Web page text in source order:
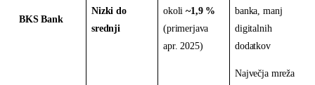
BKS Bank
Nizki do
srednji
okoli~1,9 %
(primerjava
apr. 2025)
banka, manj
digitalnih
dodatkov
Največja mreža